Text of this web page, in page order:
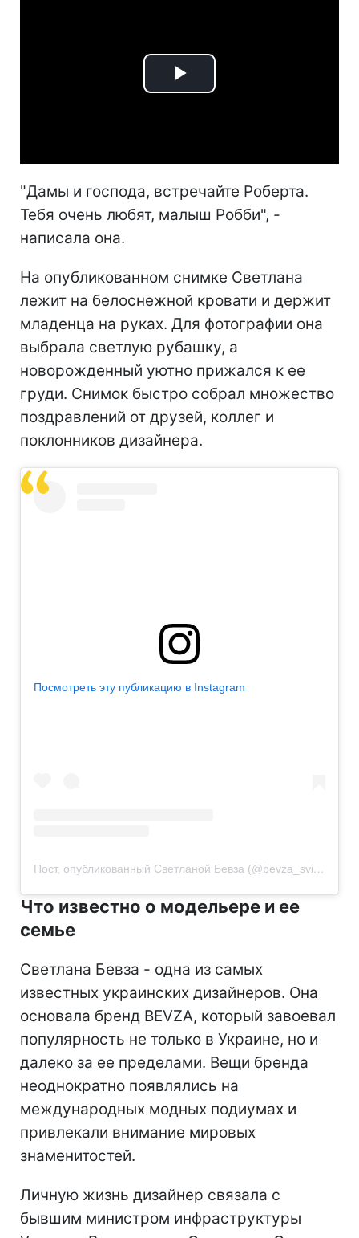
Play
"Дамы и господа, встречайте Роберта.
Тебя очень любят, малыш Робби", -
написала она.
На опубликованном снимке Светлана
лежит на белоснежной кровати и держит
младенца на руках. Для фотографии она
выбрала светлую рубашку, а
новорожденный уютно прижался к ее
груди. Снимок быстро собрал множество
поздравлений от друзей, коллег и
поклонников дизайнера.
Посмотреть эту публикацию в Instagram
Пост, опубликованный Светланой Бевза (@bevza_svitlana)
Что известно о модельере и ее
семье
Светлана Бевза - одна из самых
известных украинских дизайнеров. Она
основала бренд BEVZA, который завоевал
популярность не только в Украине, но и
далеко за ее пределами. Вещи бренда
неоднократно появлялись на
международных модных подиумах и
привлекали внимание мировых
знаменитостей.
Личную жизнь дизайнер связала с
бывшим министром инфраструктуры